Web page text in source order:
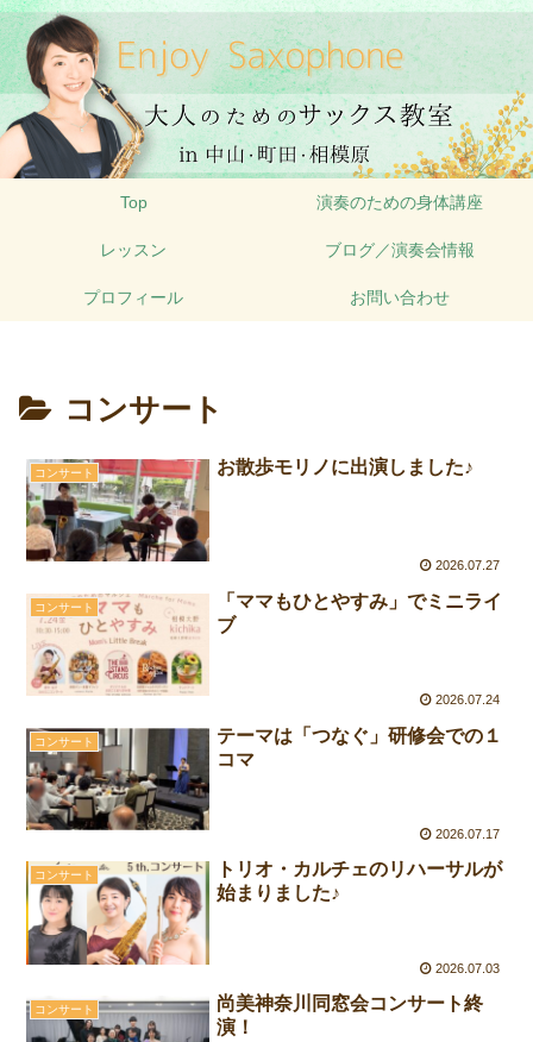
Top 演奏のための身体講座
レッスン ブログ／演奏会情報
プロフィール お問い合わせ
コンサート
コンサート お散歩モリノに出演しました♪
2026.07.27
コンサート
「ママもひとやすみ」でミニライ
ブ
2026.07.24
コンサート
テーマは「つなぐ」研修会での１
コマ
2026.07.17
コンサート
トリオ・カルチェのリハーサルが
始まりました♪
2026.07.03
コンサート
尚美神奈川同窓会コンサート終
演！